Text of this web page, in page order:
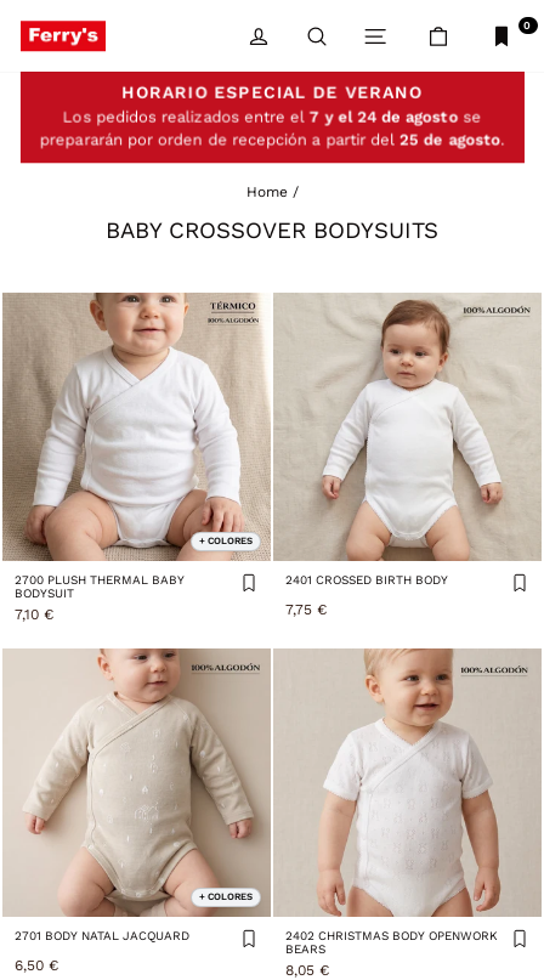
content
LOG IN SEARCHSITE CART 0
HORARIO ESPECIAL DE VERANO
Los pedidos realizados entre el7 y el 24 de agostose
prepararán por orden de recepción a partir del25 de agosto.
Home /
BABY CROSSOVER BODYSUITS
+ COLORES
2700 PLUSH THERMAL BABY
BODYSUIT
7,10 €
2401 CROSSED BIRTH BODY
7,75 €
+ COLORES
2701 BODY NATAL JACQUARD
6,50 €
2402 CHRISTMAS BODY OPENWORK
BEARS
8,05 €